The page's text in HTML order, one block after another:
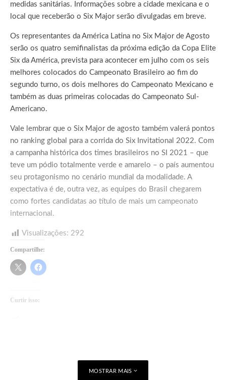
medidas sanitárias. Informações sobre a cidade mexicana e o
local que receberão o Six Major serão divulgadas em breve.
Os representantes da América Latina no Six Major de Agosto
serão os quatro semifinalistas da próxima edição da Copa Elite
Six da América, prevista para acontecer em julho com os seis
melhores colocados do Campeonato Brasileiro ao fim do
segundo turno, os dois melhores do Campeonato Mexicano e
também as duas primeiras colocadas do Campeonato Sul-
Americano.
Vale lembrar que o Six Major de agosto também valerá pontos
no ranking global para a corrida do Six Invitational 2022. Com
a campanha histórica dos times brasileiros no SI 2021 – que
teve um pódio totalmente verde e amarelo – o país aumentou
seu protagonismo no cenário mundial da modalidade. A
expectativa é de, outra vez, as equipes do Brasil chegarem
como fortes candidatas ao título de mais um campeonato
internacional.
Visualizações: 292
Compartilhe:
Curtir isso:
MOSTRAR MAIS